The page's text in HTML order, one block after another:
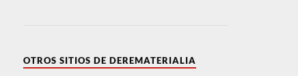
OTROS SITIOS DE DEREMATERIALIA